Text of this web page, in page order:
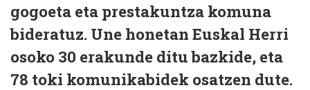
gogoeta eta prestakuntza komuna
bideratuz. Une honetan Euskal Herri
osoko 30 erakunde ditu bazkide, eta
78 toki komunikabidek osatzen dute.